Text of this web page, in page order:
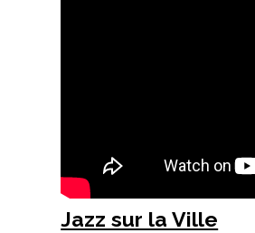
Jazz sur la Ville